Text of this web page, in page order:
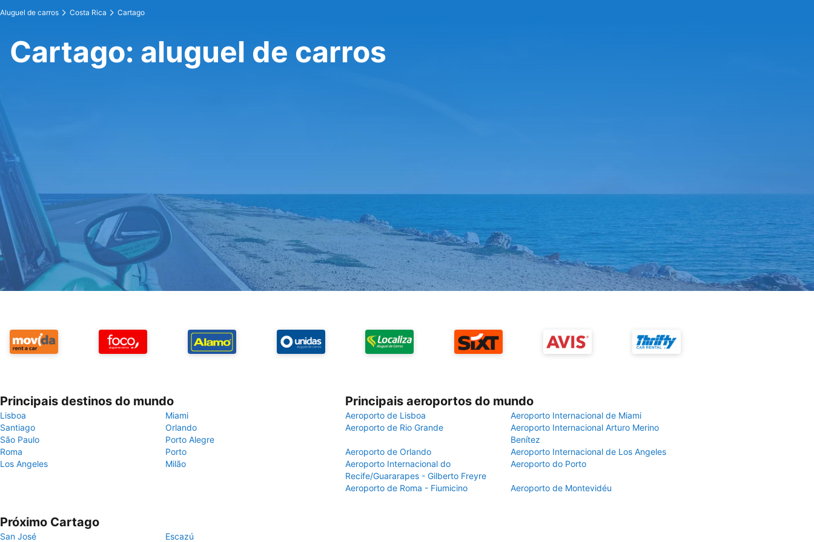
Aluguel de carros Costa Rica Cartago
Cartago: aluguel de carros
Principais destinos do mundo
Lisboa
Miami
Santiago
Orlando
São Paulo
Porto Alegre
Roma
Porto
Los Angeles
Milão
Principais aeroportos do mundo
Aeroporto de Lisboa
Aeroporto Internacional de Miami
Aeroporto de Rio Grande
Aeroporto Internacional Arturo Merino
Benítez
Aeroporto de Orlando
Aeroporto Internacional de Los Angeles
Aeroporto Internacional do
Recife/Guararapes - Gilberto Freyre
Aeroporto do Porto
Aeroporto de Roma - Fiumicino Aeroporto de Montevidéu
Próximo Cartago
San José Escazú